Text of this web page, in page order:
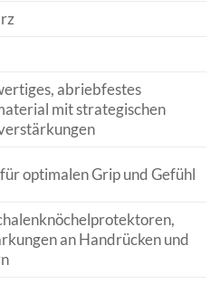
abriebfestes
mit strategischen
optimalen Grip und Gefühl
an Handrücken und